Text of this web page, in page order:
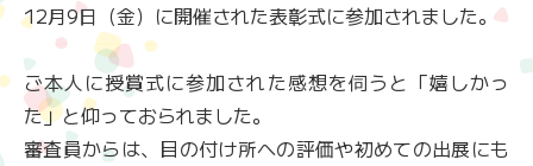
12月9日（金）に開催された表彰式に参加されました。
ご本人に授賞式に参加された感想を伺うと「嬉しかっ
た」と仰っておられました。
審査員からは、目の付け所への評価や初めての出展にも